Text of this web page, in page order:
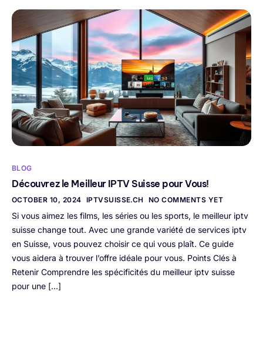
BLOG
Découvrez le Meilleur IPTV Suisse pour Vous!
OCTOBER 10, 2024 IPTVSUISSE.CH NO COMMENTS YET
Si vous aimez les films, les séries ou les sports, le meilleur iptv
suisse change tout. Avec une grande variété de services iptv
en Suisse, vous pouvez choisir ce qui vous plaît. Ce guide
vous aidera à trouver l’offre idéale pour vous. Points Clés à
Retenir Comprendre les spécificités du meilleur iptv suisse
pour une […]